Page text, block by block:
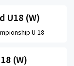
U18 (W)
U-18
(W)